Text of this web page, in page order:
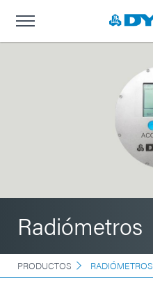
Radiómetros
PRODUCTOS RADIÓMETROS